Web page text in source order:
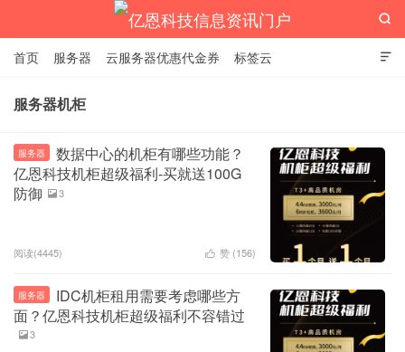
亿恩科技信息资讯门户

首页 服务器 云服务器优惠代金券 标签云

服务器机柜
服务器
数据中心的机柜有哪些功能？
亿恩科技机柜超级福利-买就送100G
防御
3
阅读(4445)  赞 (156)
服务器
IDC机柜租用需要考虑哪些方
面？亿恩科技机柜超级福利不容错过
3